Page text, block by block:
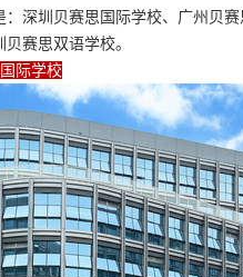
：深圳贝赛思国际学校、广州贝
赛思双语学校。
际学校